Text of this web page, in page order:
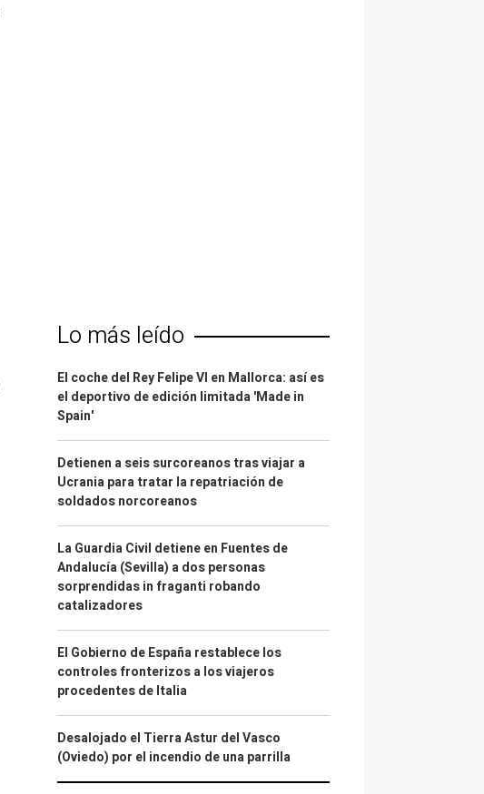
Lo más leído
El coche del Rey Felipe VI en Mallorca: así es
el deportivo de edición limitada 'Made in
Spain'
Detienen a seis surcoreanos tras viajar a
Ucrania para tratar la repatriación de
soldados norcoreanos
La Guardia Civil detiene en Fuentes de
Andalucía (Sevilla) a dos personas
sorprendidas in fraganti robando
catalizadores
El Gobierno de España restablece los
controles fronterizos a los viajeros
procedentes de Italia
Desalojado el Tierra Astur del Vasco
(Oviedo) por el incendio de una parrilla